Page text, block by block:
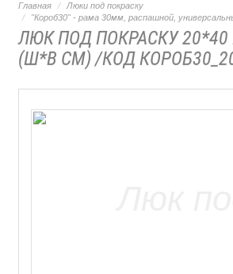
Главная
Люки под покраску
"Короб30" - рама 30мм, распашной,
ЛЮК ПОД ПОКРАСКУ 20*40
(Ш*В СМ) /КОД